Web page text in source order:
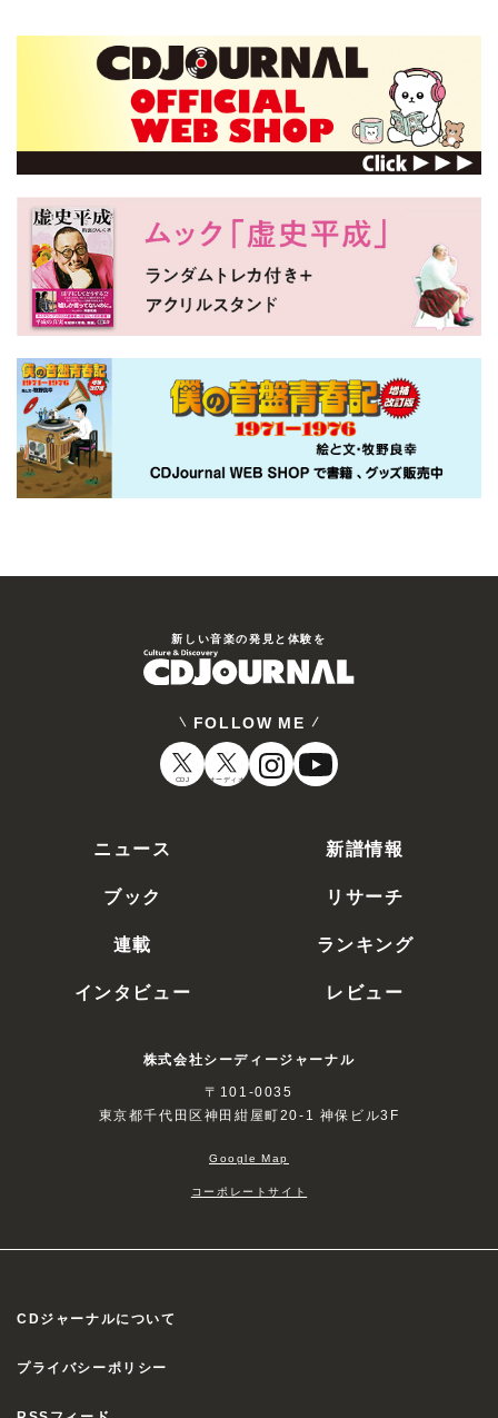
新しい⾳楽の発⾒と体験を
FOLLOW ME
CDJ オーディオ
ニュース
新譜情報
ブック
リサーチ
連載
ランキング
インタビュー
レビュー
株式会社シーディージャーナル
〒101-0035
東京都千代田区神田紺屋町20-1 神保ビル3F
Google Map
コーポレートサイト
CDジャーナルについて
プライバシーポリシー